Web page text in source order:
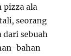
pizza ala
seorang
sebuah
bahan